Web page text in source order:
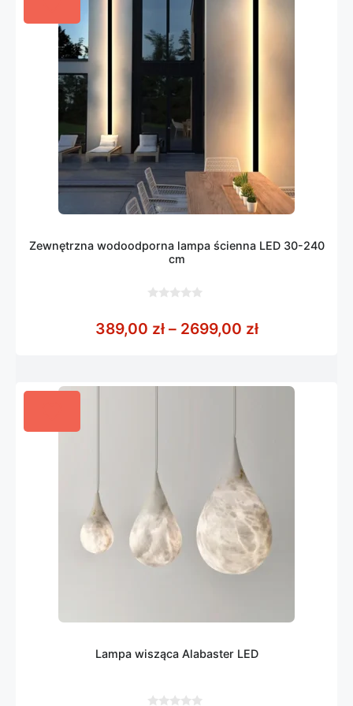
Zewnętrzna wodoodporna lampa ścienna LED 30-240
cm
5
389,00 zł – 2699,00 złZakres cen:
Lampa wisząca Alabaster LED